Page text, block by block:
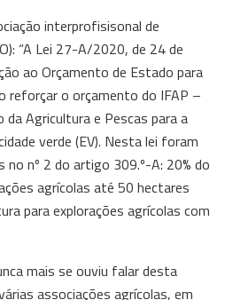
interprofisisonal de
“A Lei 27-A/2020, de 24 de
ao Orçamento de Estado para
reforçar o orçamento do IFAP –
Agricultura e Pescas para a
verde (EV). Nesta lei foram
nº 2 do artigo 309.º-A: 20% do
agrícolas até 50 hectares
para explorações agrícolas com
mais se ouviu falar desta
associações agrícolas, em